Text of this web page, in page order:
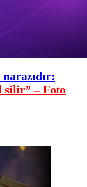
silir” – Foto